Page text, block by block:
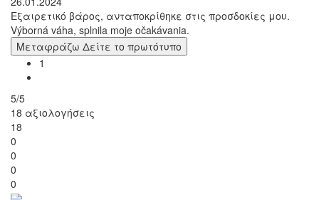
Εξαιρετικό βάρος, ανταποκρίθηκε στις προσδοκίες μου.
Výborná váha, splnila moje očakávania.
Μεταφράζω Δείτε το πρωτότυπο
1
5/5
18 αξιολογήσεις
18
0
0
0
0